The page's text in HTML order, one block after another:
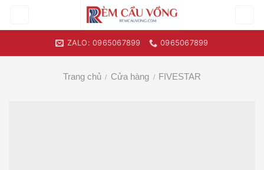
ZALO: 0965067899 0965067899
Trang chủ / Cửa hàng / FIVESTAR